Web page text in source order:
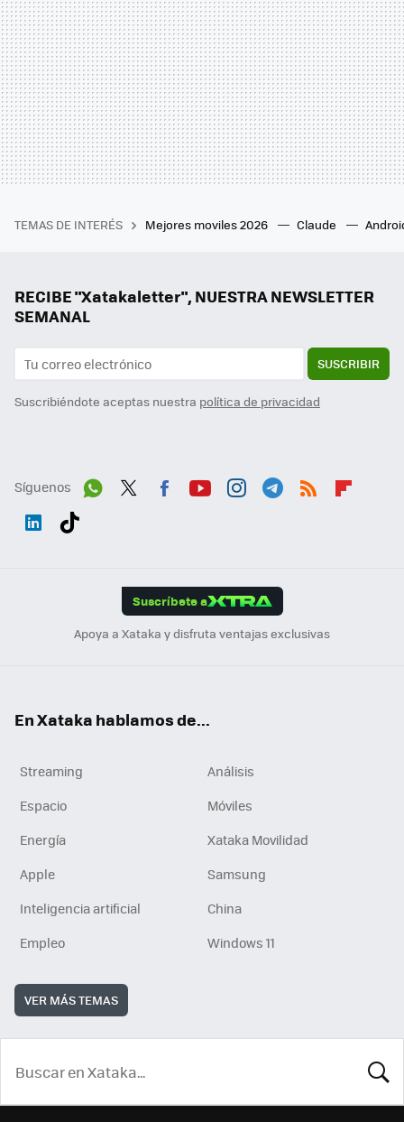
TEMAS DE INTERÉS Mejores moviles 2026 Claude
RECIBE "Xatakaletter", NUESTRA NEWSLETTER
SEMANAL
SUSCRIBIR
Suscribiéndote aceptas nuestra política de privacidad
Síguenos
Suscríbete a
Apoya a Xataka y disfruta ventajas exclusivas
En Xataka hablamos de...
Streaming
Análisis
Espacio
Móviles
Energía
Xataka Movilidad
Apple
Samsung
Inteligencia artificial
China
Empleo
Windows 11
VER MÁS TEMAS